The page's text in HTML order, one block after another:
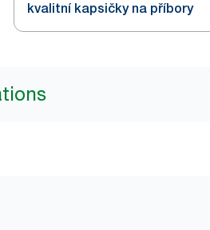
kvalitní kapsičky na příbory